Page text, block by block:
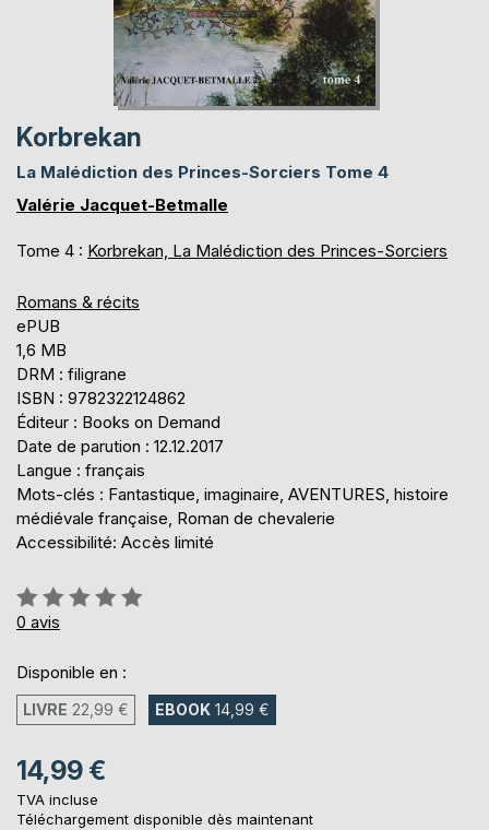
Korbrekan
La Malédiction des Princes-Sorciers Tome 4
Valérie Jacquet-Betmalle
Tome 4 : Korbrekan, La Malédiction des Princes-Sorciers
Romans & récits
ePUB
1,6 MB
DRM : filigrane
ISBN : 9782322124862
Éditeur : Books on Demand
Date de parution : 12.12.2017
Langue : français
Mots-clés : Fantastique, imaginaire, AVENTURES, histoire
médiévale française, Roman de chevalerie
Accessibilité: Accès limité
Évaluation:
0%
0 avis
Disponible en :
LIVRE 22,99 € EBOOK 14,99 €
14,99 €
TVA incluse
Téléchargement disponible dès maintenant